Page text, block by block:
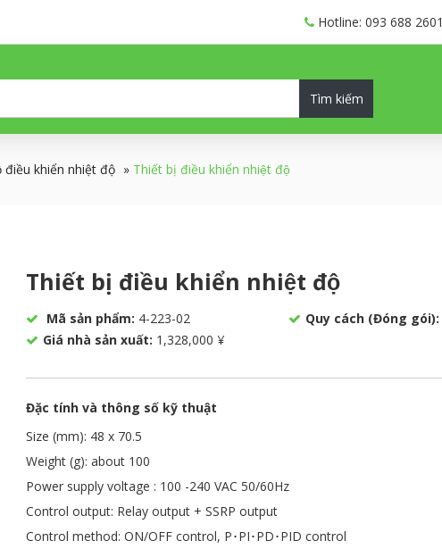
Hotline: 093 688 2601
Tìm kiếm
điều khiển nhiệt độ » Thiết bị điều khiển nhiệt độ
Thiết bị điều khiển nhiệt độ
Mã sản phẩm: 4-223-02 Quy cách (Đóng gói):
Giá nhà sản xuất: 1,328,000 ¥
Đặc tính và thông số kỹ thuật
Size (mm): 48 x 70.5
Weight (g): about 100
Power supply voltage : 100 -240 VAC 50/60Hz
Control output: Relay output + SSRP output
Control method: ON/OFF control, P･PI･PD･PID control